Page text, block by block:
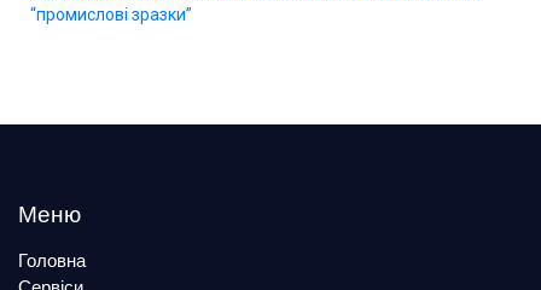
“промислові зразки”
Меню
Головна